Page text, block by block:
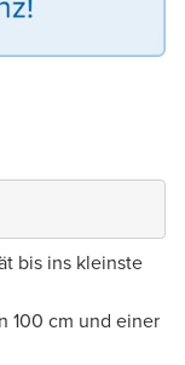
bis ins kleinste
100 cm und einer